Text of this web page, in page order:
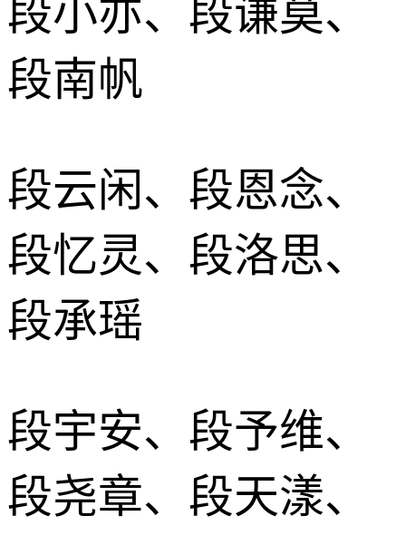
段小亦、段谦莫、
段南帆
段云闲、段恩念、
段忆灵、段洛思、
段承瑶
段宇安、段予维、
段尧章、段天漾、